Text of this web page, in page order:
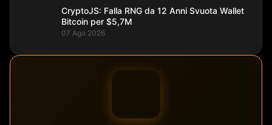
CryptoJS: Falla RNG da 12 Anni Svuota Wallet
Bitcoin per $5,7M
07 Ago 2026